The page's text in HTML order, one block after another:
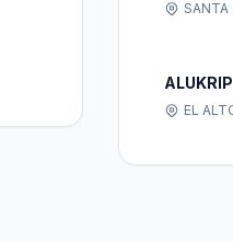
SANTA
ALUKRIP
EL